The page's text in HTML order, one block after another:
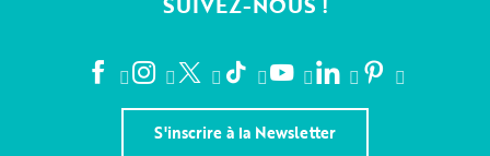
S'inscrire à la Newsletter